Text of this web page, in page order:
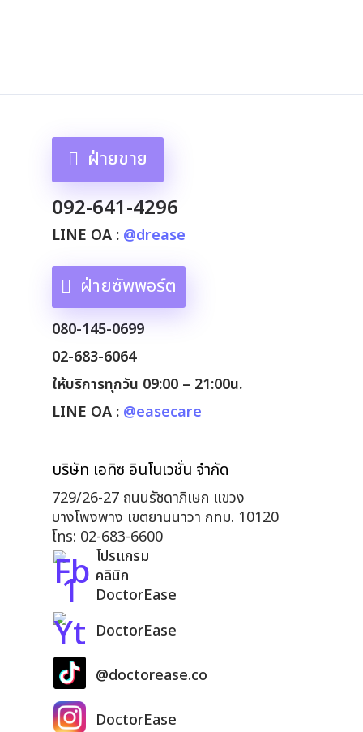
ฝ่ายขาย
092-641-4296
LINE OA : @drease
ฝ่ายซัพพอร์ต
080-145-0699
02-683-6064
ให้บริการทุกวัน 09:00 – 21:00น.
LINE OA : @easecare
บริษัท เอทิซ อินโนเวชั่น จำกัด
729/26-27 ถนนรัชดาภิเษก แขวง
บางโพงพาง เขตยานนาวา กทม. 10120
โทร: 02-683-6600
โปรแกรม
คลินิก
DoctorEase
DoctorEase
@doctorease.co
DoctorEase